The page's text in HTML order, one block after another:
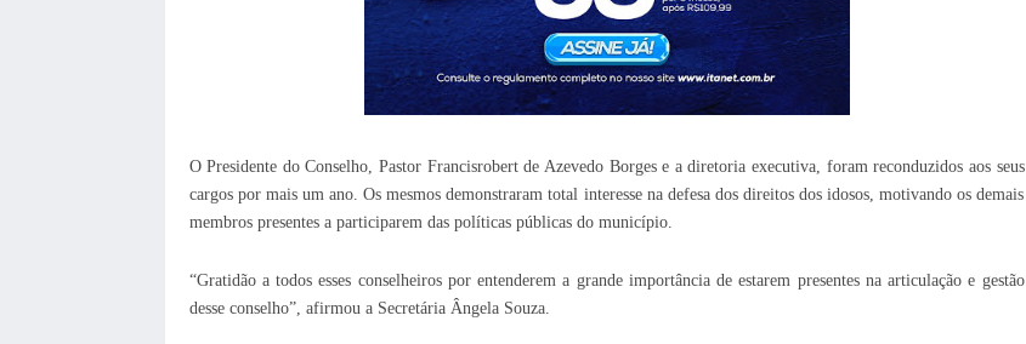
O Presidente do Conselho, Pastor Francisrobert de Azevedo Borges e a diretoria executiva, foram reconduzidos aos seus
cargos por mais um ano. Os mesmos demonstraram total interesse na defesa dos direitos dos idosos, motivando os demais
membros presentes a participarem das políticas públicas do município.
“Gratidão a todos esses conselheiros por entenderem a grande importância de estarem presentes na articulação e gestão
desse conselho”, afirmou a Secretária Ângela Souza.